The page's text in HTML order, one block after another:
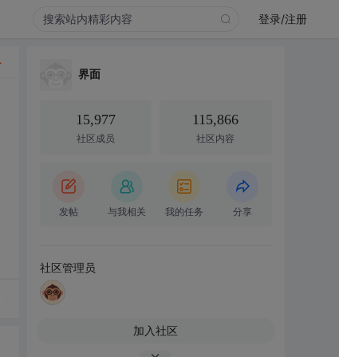
登录/注册
界面
15,977
社区成员
115,866
社区内容
发帖 与我相关 我的任务 分享
社区管理员
加入社区